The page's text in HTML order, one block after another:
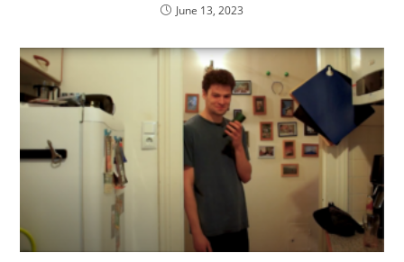
June 13, 2023